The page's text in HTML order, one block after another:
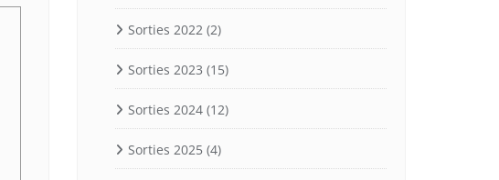
Sorties 2022 (2)
Sorties 2023 (15)
Sorties 2024 (12)
Sorties 2025 (4)